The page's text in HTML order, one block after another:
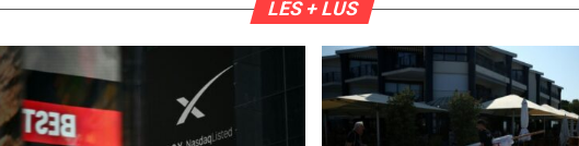
LES + LUS